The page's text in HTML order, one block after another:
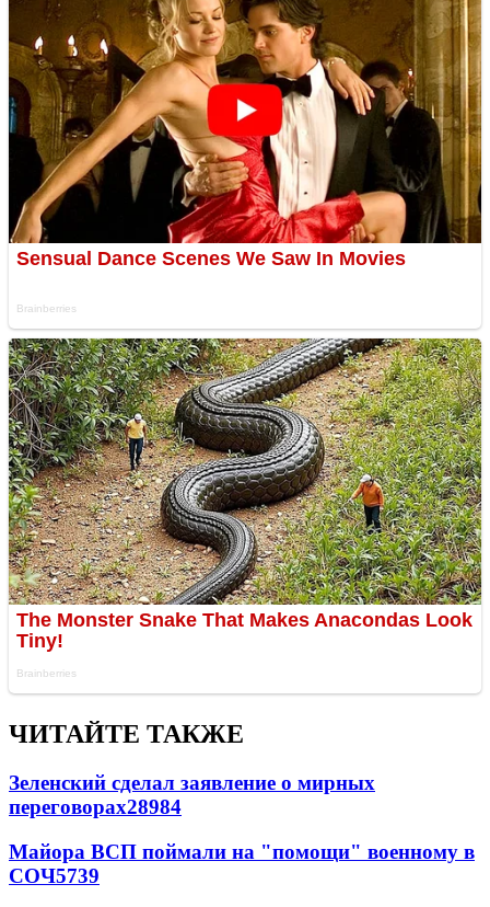
ЧИТАЙТЕ ТАКЖЕ
Зеленский сделал заявление о мирных
переговорах28984
Майора ВСП поймали на "помощи" военному в
СОЧ5739